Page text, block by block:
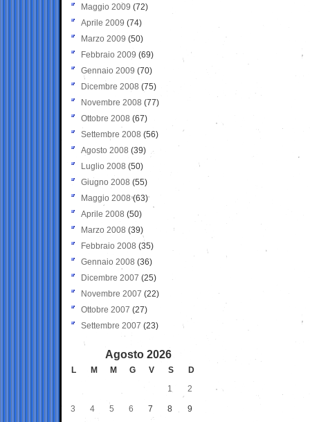
Maggio 2009 (72)
Aprile 2009 (74)
Marzo 2009 (50)
Febbraio 2009 (69)
Gennaio 2009 (70)
Dicembre 2008 (75)
Novembre 2008 (77)
Ottobre 2008 (67)
Settembre 2008 (56)
Agosto 2008 (39)
Luglio 2008 (50)
Giugno 2008 (55)
Maggio 2008(63)
Aprile 2008 (50)
Marzo 2008 (39)
Febbraio 2008 (35)
Gennaio 2008 (36)
Dicembre 2007 (25)
Novembre 2007 (22)
Ottobre 2007 (27)
Settembre 2007 (23)
Agosto 2026
L M M G V S
D
1
2
3 4 5 6 7 8 9